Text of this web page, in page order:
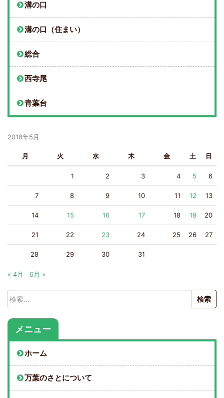
溝の口
溝の口（住まい）
総合
西寺尾
青葉台
2018年5月
月 火 水 木 金 土 日
1 2 3 4 5 6
7 8 9 10 11 12 13
14 15 16 17 18 19 20
21 22 23 24 25 26 27
28 29 30 31
« 4月 6月 »
検
索:
メニュー
ホーム
万葉のさとについて